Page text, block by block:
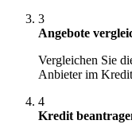
3
Angebote
Vergleichen Sie
Anbieter im
4
Kredit